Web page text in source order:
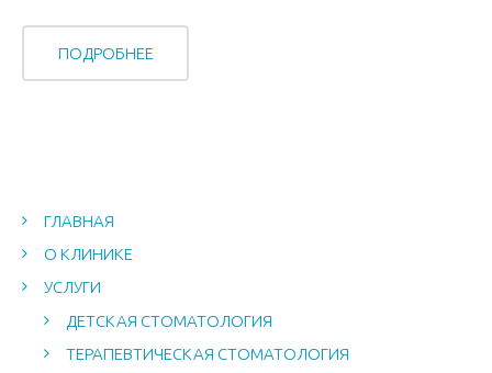
ПОДРОБНЕЕ
ГЛАВНАЯ
О КЛИНИКЕ
УСЛУГИ
ДЕТСКАЯ СТОМАТОЛОГИЯ
ТЕРАПЕВТИЧЕСКАЯ СТОМАТОЛОГИЯ